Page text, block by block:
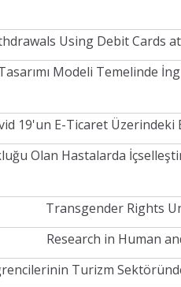
Using Debit Cards
Modeli Temelinde
19'un E-Ticaret Üzerindeki
Olan Hastalarda
Transgender Rights
Research in Human
Turizm